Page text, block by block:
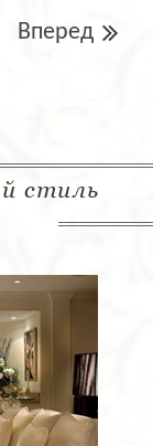
Вперед
стиль